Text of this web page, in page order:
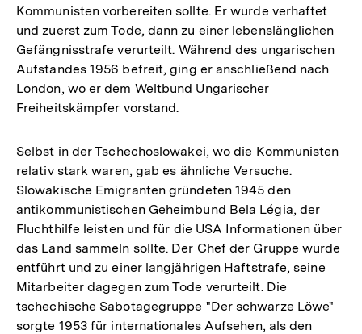
Kommunisten vorbereiten sollte. Er wurde verhaftet
und zuerst zum Tode, dann zu einer lebenslänglichen
Gefängnisstrafe verurteilt. Während des ungarischen
Aufstandes 1956 befreit, ging er anschließend nach
London, wo er dem Weltbund Ungarischer
Freiheitskämpfer vorstand.
Selbst in der Tschechoslowakei, wo die Kommunisten
relativ stark waren, gab es ähnliche Versuche.
Slowakische Emigranten gründeten 1945 den
antikommunistischen Geheimbund Bela Légia, der
Fluchthilfe leisten und für die USA Informationen über
das Land sammeln sollte. Der Chef der Gruppe wurde
entführt und zu einer langjährigen Haftstrafe, seine
Mitarbeiter dagegen zum Tode verurteilt. Die
tschechische Sabotagegruppe "Der schwarze Löwe"
sorgte 1953 für internationales Aufsehen, als den